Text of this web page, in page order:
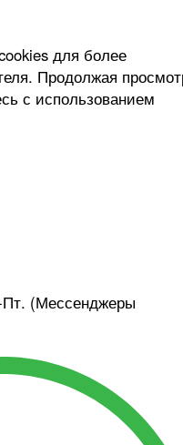
для более
Продолжая
с использованием
(Мессенджеры